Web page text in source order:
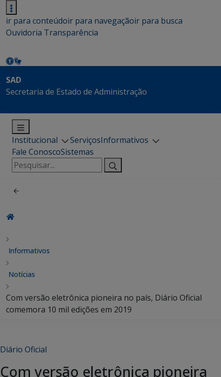
ir para conteúdoir para navegaçãoir para busca
Ouvidoria Transparência
SAD
Secretaria de Estado de Administração
Institucional ServiçosInformativos
Fale ConoscoSistemas
Pesquisar
por:
Informativos
Notícias
Com versão eletrônica pioneira no país, Diário Oficial
comemora 10 mil edições em 2019
Diário Oficial
Com versão eletrônica pioneira